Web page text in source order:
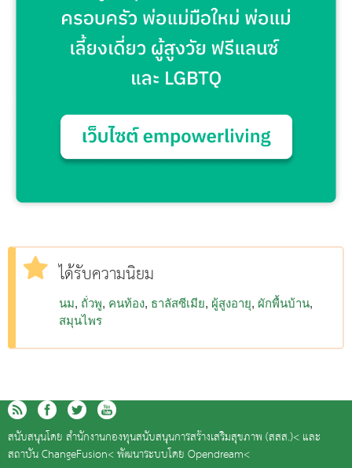
ได้รับความนิยม
นม ถั่วพู คนท้อง ธาลัสซีเมีย ผู้สูงอายุ ผักพื้นบ้าน
สมุนไพร
สนับสนุนโดย สำนักงานกองทุนสนับสนุนการสร้างเสริมสุขภาพ (สสส.)< และ
สถาบัน ChangeFusion<พัฒนาระบบโดย Opendream<